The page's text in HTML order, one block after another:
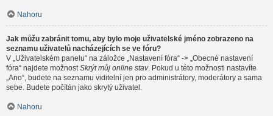
Nahoru
Jak můžu zabránit tomu, aby bylo moje uživatelské jméno zobrazeno na
seznamu uživatelů nacházejících se ve fóru?
V „Uživatelském panelu“ na záložce „Nastavení fóra“ -> „Obecné nastavení
fóra“ najdete možnostSkrýt můj online stav. Pokud u této možnosti nastavíte
„Ano“, budete na seznamu viditelní jen pro administrátory, moderátory a sama
sebe. Budete počítán jako skrytý uživatel.
Nahoru